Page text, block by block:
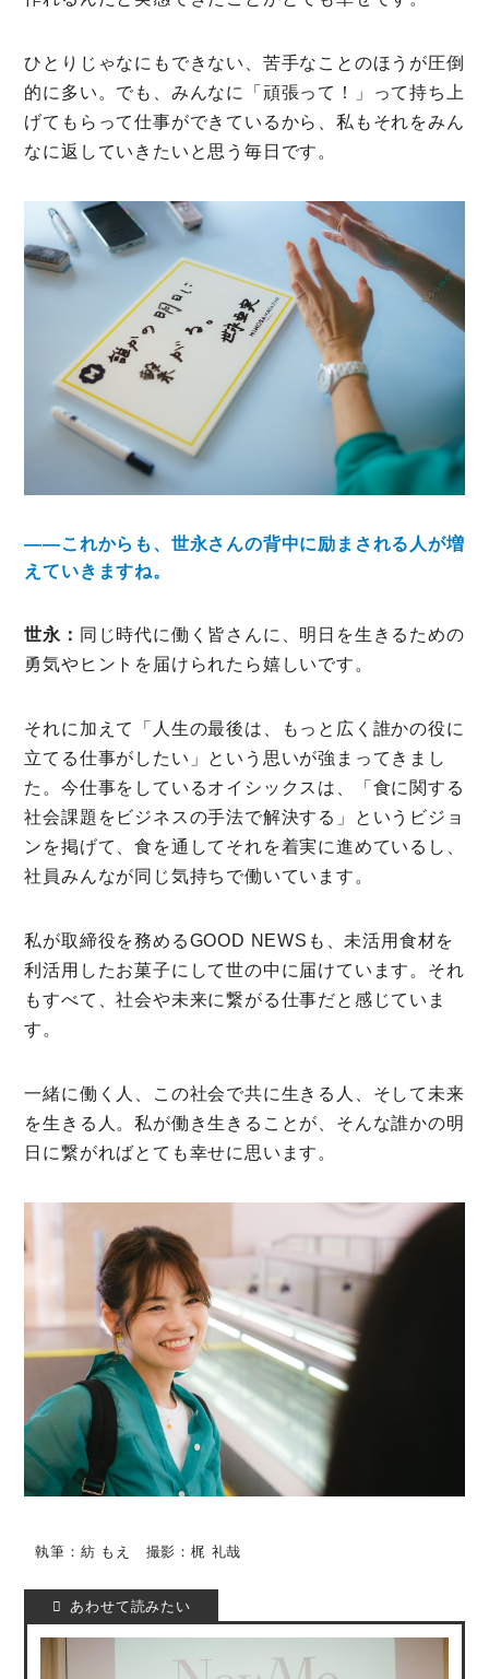
ひとりじゃなにもできない、苦手なことのほうが圧倒
的に多い。でも、みんなに「頑張って！」って持ち上
げてもらって仕事ができているから、私もそれをみん
なに返していきたいと思う毎日です。
――これからも、世永さんの背中に励まされる人が増
えていきますね。
世永： 同じ時代に働く皆さんに、明日を生きるための
勇気やヒントを届けられたら嬉しいです。
それに加えて「人生の最後は、もっと広く誰かの役に
立てる仕事がしたい」という思いが強まってきまし
た。今仕事をしているオイシックスは、「食に関する
社会課題をビジネスの手法で解決する」というビジョ
ンを掲げて、食を通してそれを着実に進めているし、
社員みんなが同じ気持ちで働いています。
私が取締役を務めるGOOD NEWSも、未活用食材を
利活用したお菓子にして世の中に届けています。それ
もすべて、社会や未来に繋がる仕事だと感じていま
す。
一緒に働く人、この社会で共に生きる人、そして未来
を生きる人。私が働き生きることが、そんな誰かの明
日に繋がればとても幸せに思います。
執筆：紡 もえ 撮影：梶 礼哉